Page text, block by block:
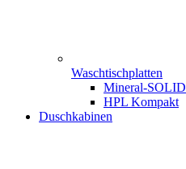
Waschtischplatten
Mineral-SOLID
HPL Kompakt
Duschkabinen